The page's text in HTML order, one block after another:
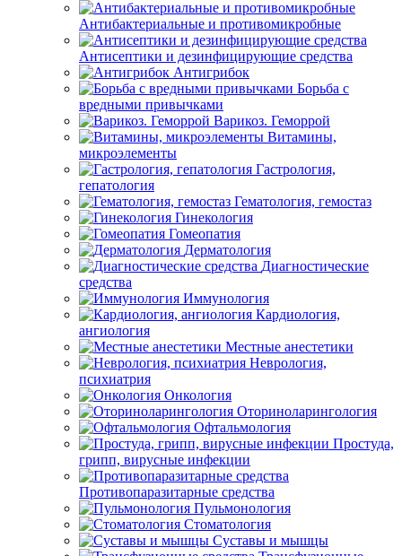
Антибактериальные и противомикробные
Антисептики и дезинфицирующие средства
Антигрибок
Борьба с
вредными привычками
Варикоз. Геморрой
Витамины,
микроэлементы
Гастрология,
гепатология
Гематология, гемостаз
Гинекология
Гомеопатия
Дерматология
Диагностические
средства
Иммунология
Кардиология,
ангиология
Местные анестетики
Неврология,
психиатрия
Онкология
Оториноларингология
Офтальмология
Простуда,
грипп, вирусные инфекции
Противопаразитарные средства
Пульмонология
Стоматология
Суставы и мышцы